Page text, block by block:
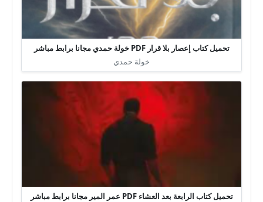
تحميل كتاب إعصار بلا قرار PDF خولة حمدي مجانا برابط مباشر
خولة حمدي
تحميل كتاب الرابعة بعد العشاء PDF عمر المير مجانا برابط مباشر